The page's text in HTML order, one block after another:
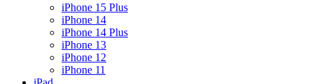
iPhone 15 Plus
iPhone 14
iPhone 14 Plus
iPhone 13
iPhone 12
iPhone 11